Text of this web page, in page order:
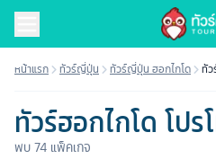
หน้าแรก ทัวร์ญี่ปุ่น ทัวร์ญี่ปุ่น ฮอกไกโด ทัว
ทัวร์ฮอกไกโด โปร
พบ74 แพ็คเกจ
ทัวร์โปรโมชั่น 2569 | Tourkrub